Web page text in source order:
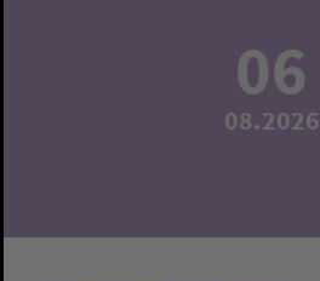
06
08.2026